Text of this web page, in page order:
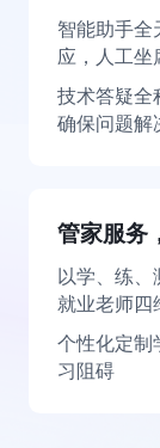
智能助手全
应，人工坐
技术答疑全
确保问题解
管家服务
以学、练、
就业老师四
个性化定制
习阻碍